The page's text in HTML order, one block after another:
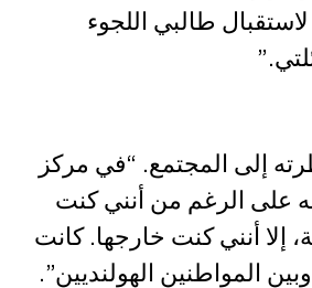
لاستقبال طالبي اللجوء
إلى المجتمع. “في مركز
على الرغم من أنني كنت
إلا أنني كنت خارجها. كانت
المواطنين الهولنديين”.